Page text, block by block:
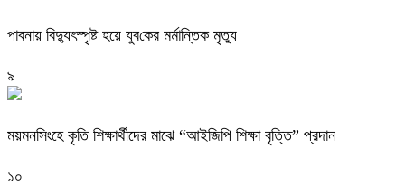
পাবনায় বিদ্যুৎস্পৃষ্ট হয়ে যুব‌কের মর্মান্তিক মৃত্যু
৯
ময়মনসিংহে কৃতি শিক্ষার্থীদের মাঝে “আইজিপি শিক্ষা বৃত্তি” প্রদান
১০